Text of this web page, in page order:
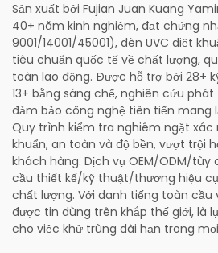
Sản xuất bởi Fujian Juan Kuang
40+ năm kinh nghiệm, đạt chứng
9001/14001/45001), đèn UVC diệt
tiêu chuẩn quốc tế về chất lượng,
toàn lao động. Được hỗ trợ bởi 28+
13+ bằng sáng chế, nghiên cứu
đảm bảo công nghệ tiên tiến mang
Quy trình kiểm tra nghiêm ngặt xác
khuẩn, an toàn và độ bền, vượt trội
khách hàng. Dịch vụ OEM/ODM/tùy
cầu thiết kế/kỹ thuật/thương hiệu
chất lượng. Với danh tiếng toàn cầu
được tin dùng trên khắp thế giới, là
cho việc khử trùng dài hạn trong